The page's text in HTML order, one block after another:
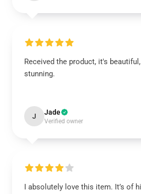
Received the product, it's
stunning.
J Jade
Verified owner
I absolutely love this item. It’s of